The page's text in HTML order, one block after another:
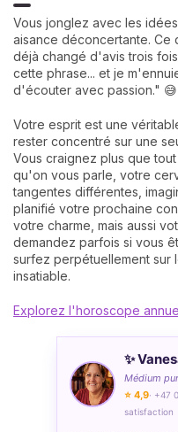
Vous jonglez avec les
aisance déconcertante. Ce
déjà changé d'avis trois
cette phrase... et je
d'écouter avec passion." 😅
Votre esprit est une
rester concentré sur une
Vous craignez plus que
qu'on vous parle, votre
tangentes différentes,
planifié votre prochaine
votre charme, mais aussi
demandez parfois si vous
surfez perpétuellement sur
insatiable.
Explorez l'horoscope
✨
Médium
⭐ 4,9· +47
satisfaction